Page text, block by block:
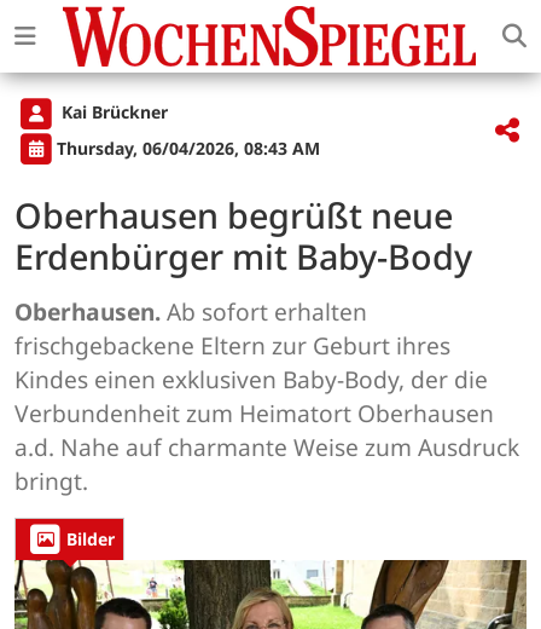
Kai Brückner
Thursday, 06/04/2026, 08:43 AM
Oberhausen begrüßt neue
Erdenbürger mit Baby-Body
Oberhausen.Ab sofort erhalten
frischgebackene Eltern zur Geburt ihres
Kindes einen exklusiven Baby-Body, der die
Verbundenheit zum Heimatort Oberhausen
a.d. Nahe auf charmante Weise zum Ausdruck
bringt.
Bilder